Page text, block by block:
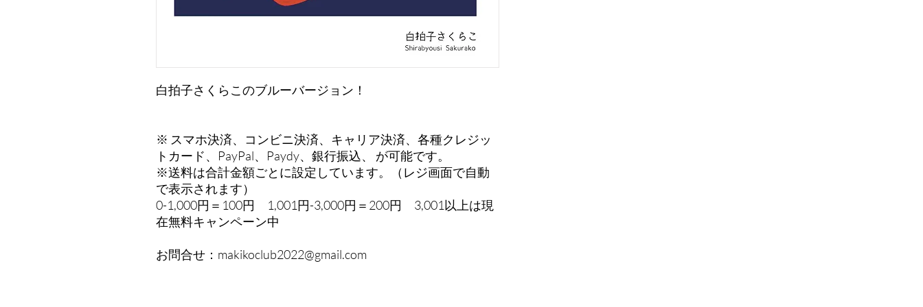
白拍子さくらこのブルーバージョン！
※ スマホ決済、コンビニ決済、キャリア決済、各種クレジッ
トカード、PayPal、Paydy、銀行振込、 が可能です。
※送料は合計金額ごとに設定しています。（レジ画面で自動
で表示されます）
0-1,000円＝100円 1,001円-3,000円＝200円 3,001以上は現
在無料キャンペーン中
お問合せ：makikoclub2022@gmail.com